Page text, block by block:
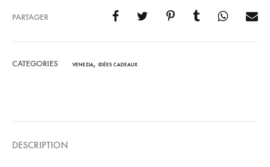
PARTAGER
CATEGORIES VENEZIA, IDÉES CADEAUX
DESCRIPTION